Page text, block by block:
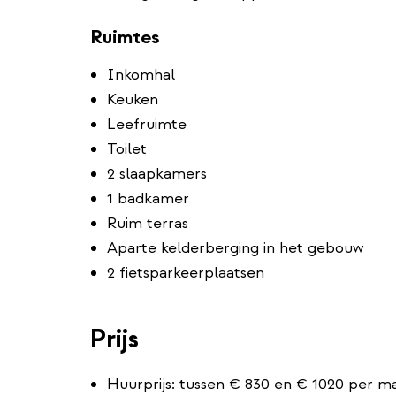
Ruimtes
Inkomhal
Keuken
Leefruimte
Toilet
2 slaapkamers
1 badkamer
Ruim terras
Aparte kelderberging in het gebouw
2 fietsparkeerplaatsen
Prijs
Huurprijs: tussen € 830 en € 1020 per